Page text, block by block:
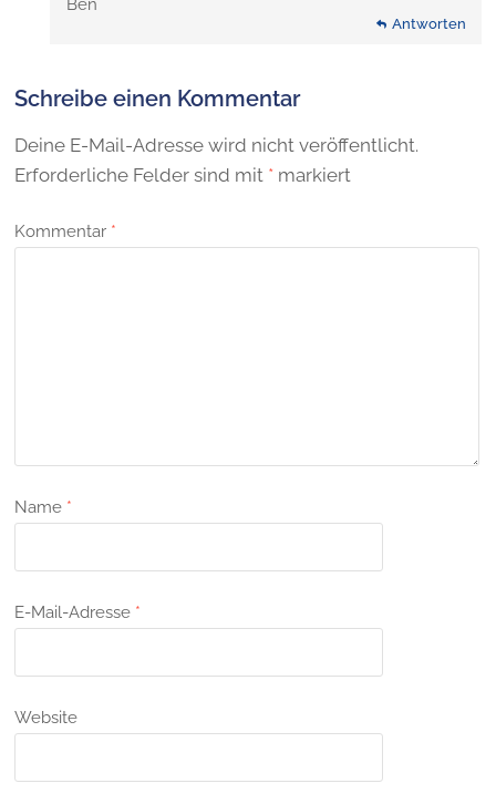
Ben
Antworten
Schreibe einen Kommentar
Deine E-Mail-Adresse wird nicht veröffentlicht.
Erforderliche Felder sind mit * markiert
Kommentar *
Name *
E-Mail-Adresse *
Website